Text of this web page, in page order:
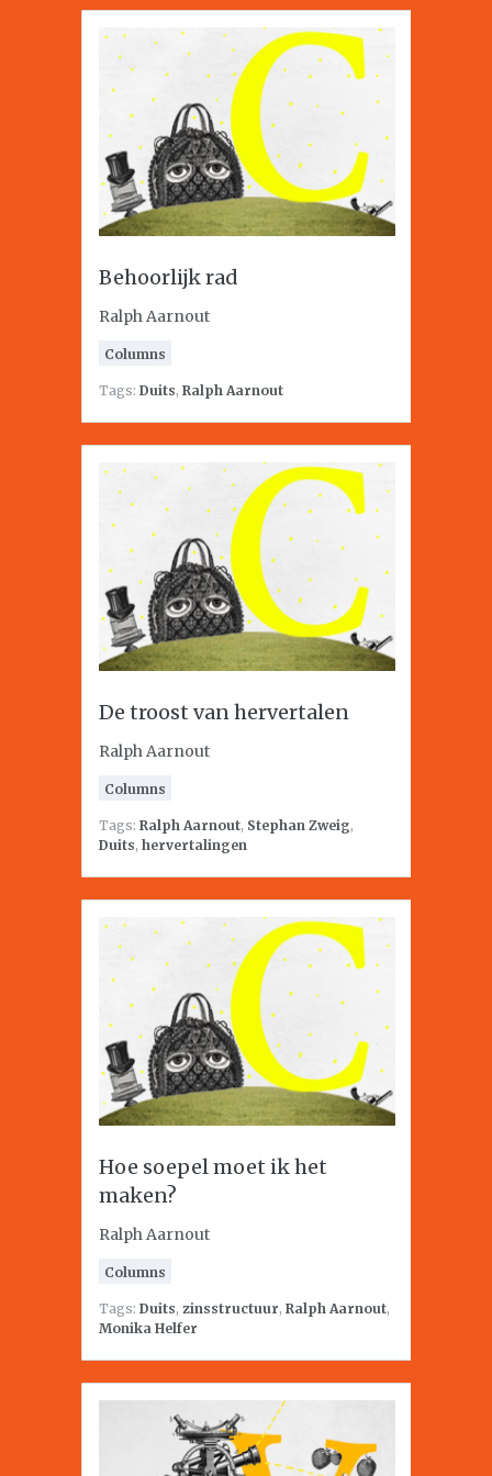
Behoorlijk rad
Ralph Aarnout
Columns
Tags: Duits, Ralph Aarnout
De troost van hervertalen
Ralph Aarnout
Columns
Tags: Ralph Aarnout, Stephan Zweig,
Duits, hervertalingen
Hoe soepel moet ik het
maken?
Ralph Aarnout
Columns
Tags: Duits, zinsstructuur, Ralph Aarnout,
Monika Helfer